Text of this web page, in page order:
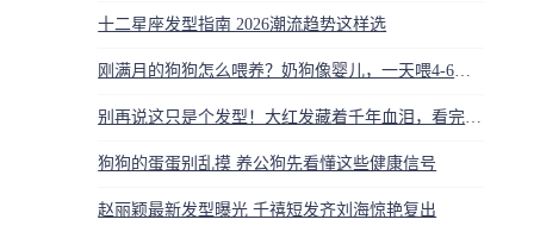
十二星座发型指南 2026潮流趋势这样选
狗狗的蛋蛋别乱摸 养公狗先看懂这些健康信号
赵丽颖最新发型曝光 千禧短发齐刘海惊艳复出